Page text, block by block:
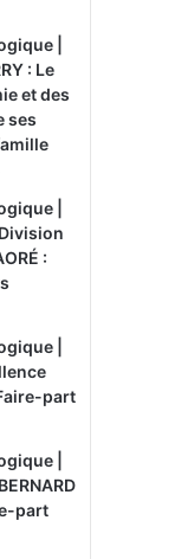
|
: Le
et des
ses
|
:
|
part
|
part